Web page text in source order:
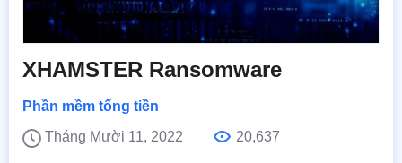
XHAMSTER Ransomware
Phần mềm tống tiền
Tháng Mười 11, 2022
20,637